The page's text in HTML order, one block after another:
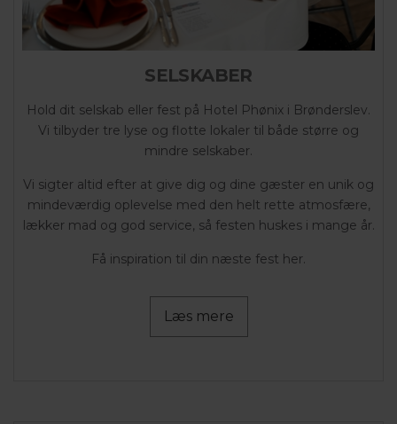
SELSKABER
Hold dit selskab eller fest på Hotel Phønix i Brønderslev.
Vi tilbyder tre lyse og flotte lokaler til både større og
mindre selskaber.
Vi sigter altid efter at give dig og dine gæster en unik og
mindeværdig oplevelse med den helt rette atmosfære,
lækker mad og god service, så festen huskes i mange år.
Få inspiration til din næste fest her.
Læs mere